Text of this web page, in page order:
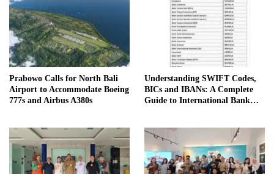
Prabowo Calls for North Bali
Airport to Accommodate Boeing
777s and Airbus A380s
Understanding SWIFT Codes,
BICs and IBANs: A Complete
Guide to International Bank